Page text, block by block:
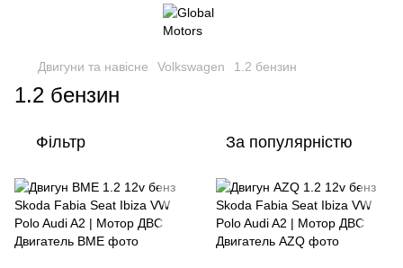
Двигуни та навісне Volkswagen 1.2 бензин
1.2 бензин
Фільтр За популярністю